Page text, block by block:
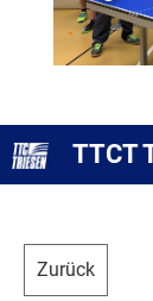
TTCT
Zurück